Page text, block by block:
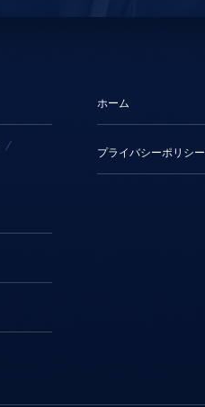
ホーム
プライバシーポリシー